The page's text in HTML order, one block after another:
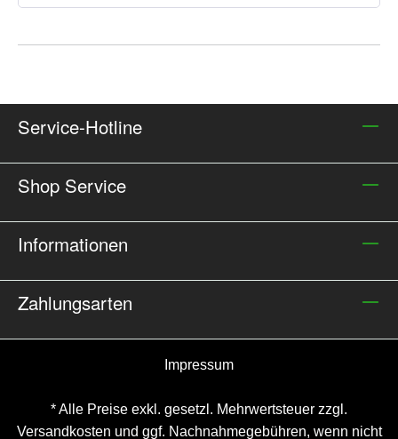
Scheibenrahmens und Anschlussstückes in Oliv
Service-Hotline
Shop Service
Informationen
Zahlungsarten
Impressum
* Alle Preise exkl. gesetzl. Mehrwertsteuer zzgl.
Versandkosten und ggf. Nachnahmegebühren, wenn nicht